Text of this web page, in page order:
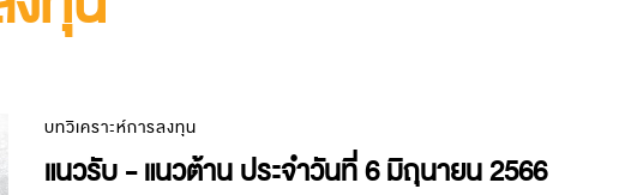
บทวิเคราะห์การลงทุน
แนวรับ - แนวต้าน ประจำวันที่ 6 มิถุนายน 2566